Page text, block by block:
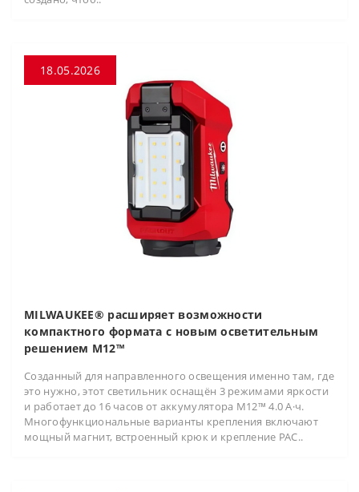
18.05.2026
MILWAUKEE® расширяет возможности
компактного формата с новым осветительным
решением M12™
Созданный для направленного освещения именно там, где
это нужно, этот светильник оснащён 3 режимами яркости
и работает до 16 часов от аккумулятора M12™ 4.0 А·ч.
Многофункциональные варианты крепления включают
мощный магнит, встроенный крюк и крепление PAC..